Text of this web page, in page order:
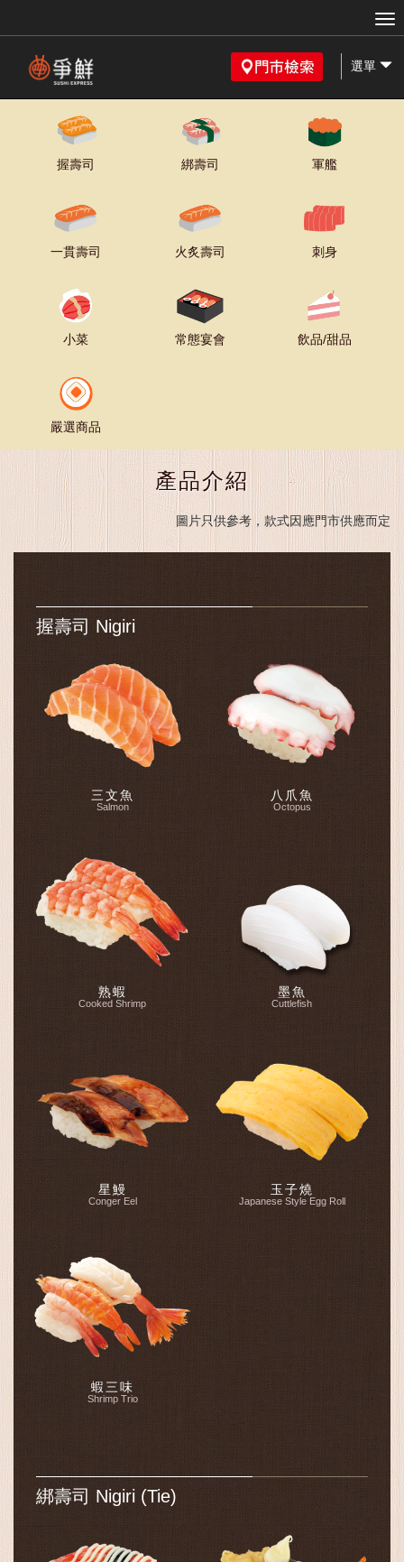
選單
握壽司 綁壽司 軍艦
一貫壽司 火炙壽司 刺身
小菜 常態宴會 飲品/甜品
嚴選商品
產品介紹
圖片只供參考，款式因應門市供應而定
握壽司 Nigiri
三文魚
Salmon
八爪魚
Octopus
熟蝦
Cooked Shrimp
墨魚
Cuttlefish
星鰻
Conger Eel
玉子燒
Japanese Style Egg Roll
蝦三味
Shrimp Trio
綁壽司 Nigiri (Tie)